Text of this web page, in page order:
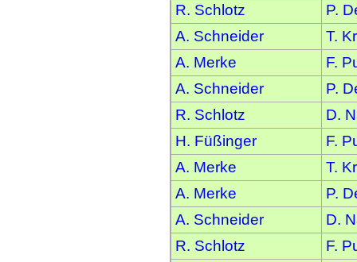
R. Schlotz
P.
A. Schneider
T.
A. Merke
F.
A. Schneider
P.
R. Schlotz
D.
H. Füßinger
F.
A. Merke
T.
A. Merke
P.
A. Schneider
D.
R. Schlotz
F.